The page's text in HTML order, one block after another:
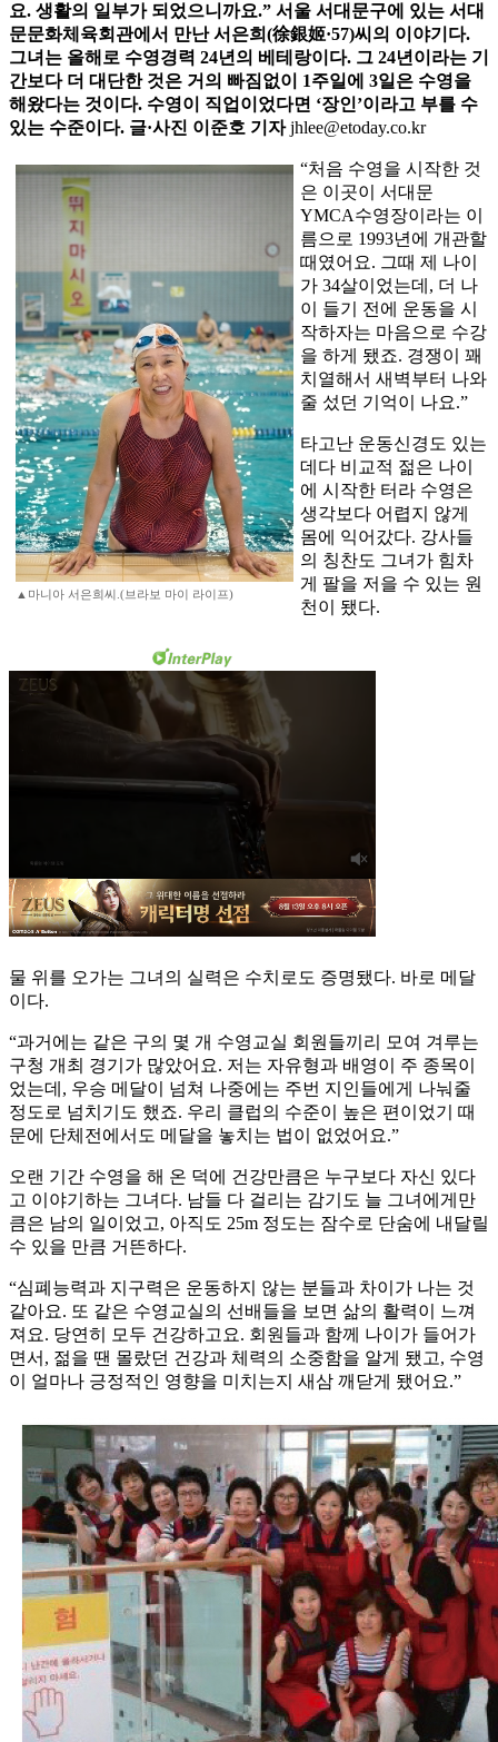
요. 생활의 일부가 되었으니까요.” 서울 서대문구에 있는 서대
문문화체육회관에서 만난 서은희(徐銀姬·57)씨의 이야기다.
그녀는 올해로 수영경력 24년의 베테랑이다. 그 24년이라는 기
간보다 더 대단한 것은 거의 빠짐없이 1주일에 3일은 수영을
해왔다는 것이다. 수영이 직업이었다면 ‘장인’이라고 부를 수
있는 수준이다. 글·사진 이준호 기자jhlee@etoday.co.kr
▲마니아 서은희씨.(브라보 마이 라이프)
“처음 수영을 시작한 것
은 이곳이 서대문
YMCA수영장이라는 이
름으로 1993년에 개관할
때였어요. 그때 제 나이
가 34살이었는데, 더 나
이 들기 전에 운동을 시
작하자는 마음으로 수강
을 하게 됐죠. 경쟁이 꽤
치열해서 새벽부터 나와
줄 섰던 기억이 나요.”
타고난 운동신경도 있는
데다 비교적 젊은 나이
에 시작한 터라 수영은
생각보다 어렵지 않게
몸에 익어갔다. 강사들
의 칭찬도 그녀가 힘차
게 팔을 저을 수 있는 원
천이 됐다.
물 위를 오가는 그녀의 실력은 수치로도 증명됐다. 바로 메달
이다.
“과거에는 같은 구의 몇 개 수영교실 회원들끼리 모여 겨루는
구청 개최 경기가 많았어요. 저는 자유형과 배영이 주 종목이
었는데, 우승 메달이 넘쳐 나중에는 주번 지인들에게 나눠줄
정도로 넘치기도 했죠. 우리 클럽의 수준이 높은 편이었기 때
문에 단체전에서도 메달을 놓치는 법이 없었어요.”
오랜 기간 수영을 해 온 덕에 건강만큼은 누구보다 자신 있다
고 이야기하는 그녀다. 남들 다 걸리는 감기도 늘 그녀에게만
큼은 남의 일이었고, 아직도 25m 정도는 잠수로 단숨에 내달릴
수 있을 만큼 거뜬하다.
“심폐능력과 지구력은 운동하지 않는 분들과 차이가 나는 것
같아요. 또 같은 수영교실의 선배들을 보면 삶의 활력이 느껴
져요. 당연히 모두 건강하고요. 회원들과 함께 나이가 들어가
면서, 젊을 땐 몰랐던 건강과 체력의 소중함을 알게 됐고, 수영
이 얼마나 긍정적인 영향을 미치는지 새삼 깨닫게 됐어요.”